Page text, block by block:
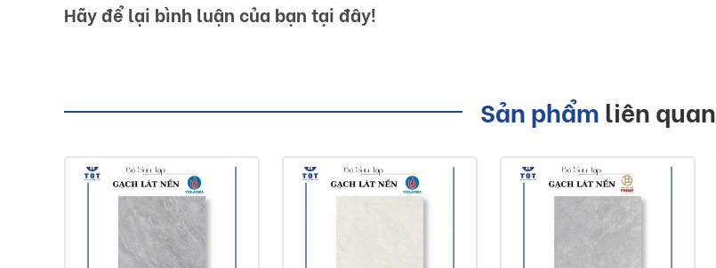
Hãy để lại bình luận của bạn tại đây!
Sản phẩm liên quan